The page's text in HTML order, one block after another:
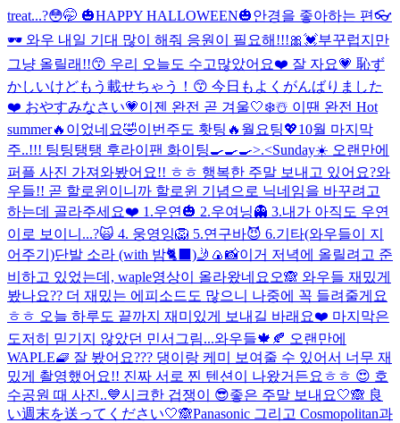
treat...?😳🤭 🎃HAPPY HALLOWEEN🎃안경을 좋아하는 편👓
🕶 와우 내일 기대 많이 해줘 응원이 필요해!!!🎀💓부꾸럽지만
그냥 올릴래!!😙 우리 오늘도 수고많았어요❤️ 잘 자요💗 恥ず
かしいけどもう載せちゃう！😙 今日もよくがんばりました
❤️ おやすみなさい💗이젠 완전 곧 겨울🤍❄️☃️ 이땐 완전 Hot
summer🔥이었네요🤣이번주도 홧팅🔥월요팅💖10월 마지막
주..!!! 팅팅탱탱 후라이팬 화이팅🍳🍳🍳>.<Sunday☀️ 오랜만에
퍼플 사진 가져와봤어요!! ㅎㅎ 행복한 주말 보내고 있어요?와
우들!! 곧 할로윈이니까 할로윈 기념으로 닉네임을 바꾸려고
하는데 골라주세요❤️ 1.우연🎃 2.우여닝👻 3.내가 아직도 우연
이로 보이니...?🙀 4. 웅영잉🦁 5.연구바😈 6.기타(와우들이 지
어주기)단발 소라 (with 밤🐈‍⬛)🤳🍙📸이거 저녁에 올릴려고 준
비하고 있었는데, waple영상이 올라왔네요오🙈 와우들 재밌게
봤나요?? 더 재밌는 에피소드도 많으니 나중에 꼭 들려줄게요
ㅎㅎ 오늘 하루도 끝까지 재미있게 보내길 바래요❤️ 마지막은
도저히 믿기지 않았던 민서그림...와우들🍁🍂 오랜만에
WAPLE🧇 잘 봤어요??? 댕이랑 케미 보여줄 수 있어서 너무 재
밌게 촬영했어요!! 진짜 서로 찐 텐션이 나왔거든요ㅎㅎ 😍 호
수공원 때 사진..💙시크한 겁쟁이 😎좋은 주말 보내요🤍🙈 良
い週末を送ってください🤍🙈Panasonic 그리고 Cosmopolitan과